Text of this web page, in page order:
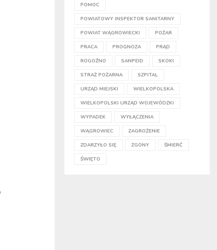
POMOC
POWIATOWY INSPEKTOR SANITARNY
POWIAT WĄGROWIECKI POŻAR
PRACA PROGNOZA PRĄD
ROGOŹNO SANPEID SKOKI
STRAŻ POŻARNA SZPITAL
URZĄD MIEJSKI WIELKOPOLSKA
WIELKOPOLSKI URZĄD WOJEWÓDZKI
WYPADEK WYŁĄCZENIA
WĄGROWIEC ZAGROŻENIE
ZDARZYŁO SIĘ ZGONY ŚMIERĆ
ŚWIĘTO